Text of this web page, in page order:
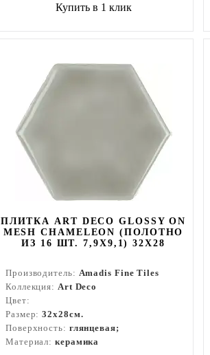
Купить в 1 клик
ПЛИТКА ART DECO GLOSSY ON
MESH CHAMELEON (ПОЛОТНО
ИЗ 16 ШТ. 7,9X9,1) 32X28
Производитель: Amadis Fine Tiles
Коллекция: Art Deco
Цвет:
Размер:32x28см.
Поверхность: глянцевая;
Материал: керамика